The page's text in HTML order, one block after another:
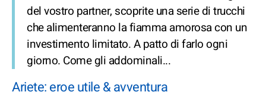
del vostro partner, scoprite una serie di trucchi
che alimenteranno la fiamma amorosa con un
investimento limitato. A patto di farlo ogni
giorno. Come gli addominali...
Ariete: eroe utile & avventura